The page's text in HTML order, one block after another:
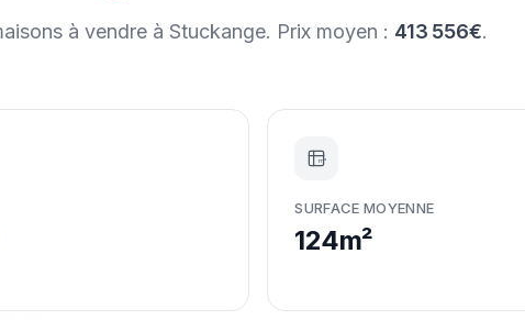
à vendre à Stuckange. Prix moyen : 413 556€.
m²
SURFACE MOYENNE
124m²